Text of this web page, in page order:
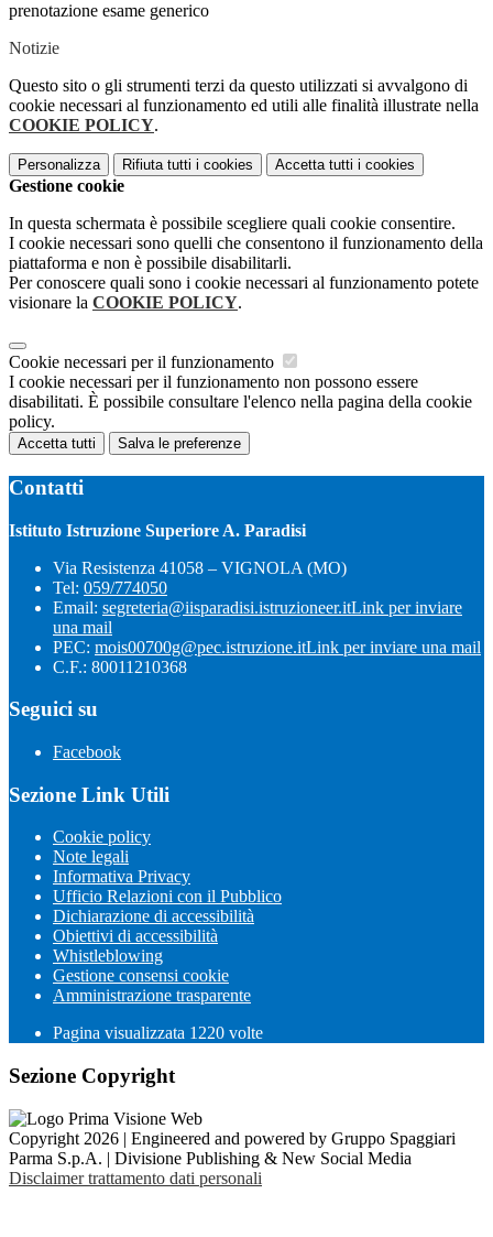
prenotazione esame generico
Notizie
Questo sito o gli strumenti terzi da questo utilizzati si avvalgono di
cookie necessari al funzionamento ed utili alle finalità illustrate nella
COOKIE POLICY.
Personalizza Rifiuta tutti i cookies Accetta tutti i cookies
Gestione cookie
In questa schermata è possibile scegliere quali cookie consentire.
I cookie necessari sono quelli che consentono il funzionamento della
piattaforma e non è possibile disabilitarli.
Per conoscere quali sono i cookie necessari al funzionamento potete
visionare la COOKIE POLICY.
Cookie necessari per il funzionamento
I cookie necessari per il funzionamento non possono essere
disabilitati. È possibile consultare l'elenco nella pagina della cookie
policy.
Accetta tutti Salva le preferenze
Contatti
Istituto Istruzione Superiore A. Paradisi
Via Resistenza 41058 – VIGNOLA (MO)
Tel: 059/774050
Email: segreteria@iisparadisi.istruzioneer.itLink per inviare
una mail
PEC: mois00700g@pec.istruzione.itLink per inviare una mail
C.F.: 80011210368
Seguici su
Facebook
Sezione Link Utili
Cookie policy
Note legali
Informativa Privacy
Ufficio Relazioni con il Pubblico
Dichiarazione di accessibilità
Obiettivi di accessibilità
Whistleblowing
Gestione consensi cookie
Amministrazione trasparente
Pagina visualizzata 1220 volte
Sezione Copyright
Copyright 2026 | Engineered and powered by Gruppo Spaggiari
Parma S.p.A. | Divisione Publishing & New Social Media
Disclaimer trattamento dati personali